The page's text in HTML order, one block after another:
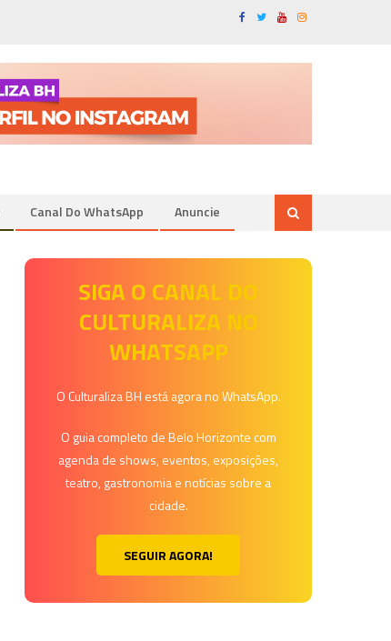
Canal Do WhatsApp Anuncie
SIGA O CANAL DO
CULTURALIZA NO
WHATSAPP
O Culturaliza BH está agora no WhatsApp.
O guia completo de Belo Horizonte com
agenda de shows, eventos, exposições,
teatro, gastronomia e notícias sobre a
cidade.
SEGUIR AGORA!